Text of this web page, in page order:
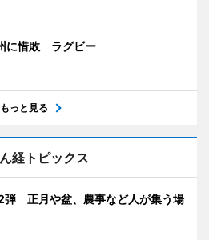
に惜敗 ラグビー
もっと見る
経トピックス
2弾 正月や盆、農事など人が集う場